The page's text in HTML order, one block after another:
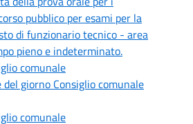
pubblico per esami per la
di funzionario tecnico - area
pieno e indeterminato.
comunale
giorno Consiglio comunale
comunale